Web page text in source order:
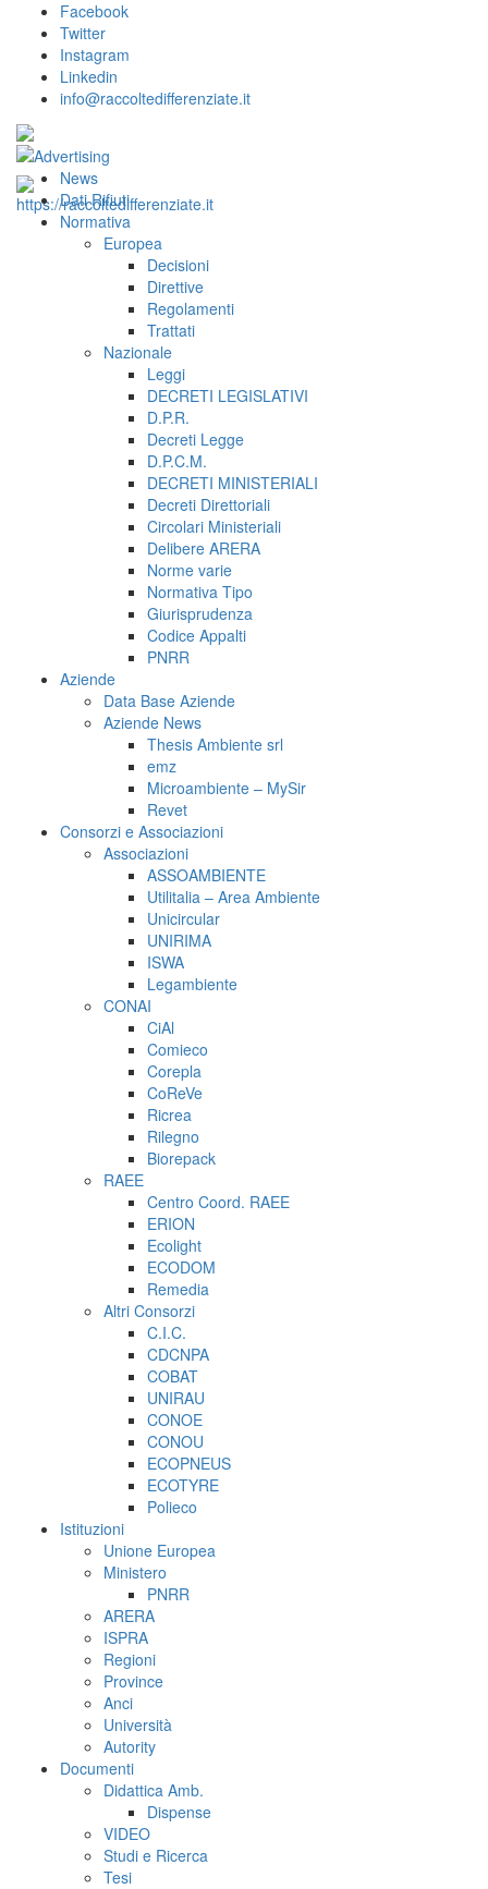
Facebook
Twitter
Instagram
Linkedin
info@raccoltedifferenziate.it
News
Dati Rifiuti
Normativa
Europea
Decisioni
Direttive
Regolamenti
Trattati
Nazionale
Leggi
DECRETI LEGISLATIVI
D.P.R.
Decreti Legge
D.P.C.M.
DECRETI MINISTERIALI
Decreti Direttoriali
Circolari Ministeriali
Delibere ARERA
Norme varie
Normativa Tipo
Giurisprudenza
Codice Appalti
PNRR
Aziende
Data Base Aziende
Aziende News
Thesis Ambiente srl
emz
Microambiente – MySir
Revet
Consorzi e Associazioni
Associazioni
ASSOAMBIENTE
Utilitalia – Area Ambiente
Unicircular
UNIRIMA
ISWA
Legambiente
CONAI
CiAl
Comieco
Corepla
CoReVe
Ricrea
Rilegno
Biorepack
RAEE
Centro Coord. RAEE
ERION
Ecolight
ECODOM
Remedia
Altri Consorzi
C.I.C.
CDCNPA
COBAT
UNIRAU
CONOE
CONOU
ECOPNEUS
ECOTYRE
Polieco
Istituzioni
Unione Europea
Ministero
PNRR
ARERA
ISPRA
Regioni
Province
Anci
Università
Autority
Documenti
Didattica Amb.
Dispense
VIDEO
Studi e Ricerca
Tesi